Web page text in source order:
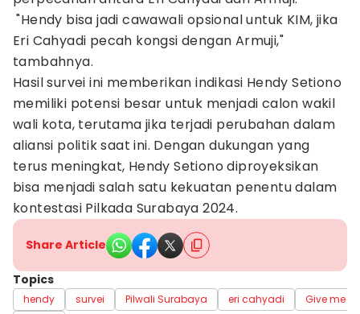
"Hendy bisa jadi cawawali opsional untuk KIM, jika
Eri Cahyadi pecah kongsi dengan Armuji,"
tambahnya.
Hasil survei ini memberikan indikasi Hendy Setiono
memiliki potensi besar untuk menjadi calon wakil
wali kota, terutama jika terjadi perubahan dalam
aliansi politik saat ini. Dengan dukungan yang
terus meningkat, Hendy Setiono diproyeksikan
bisa menjadi salah satu kekuatan penentu dalam
kontestasi Pilkada Surabaya 2024.
Share Article
Topics
hendy survei Pilwali Surabaya eri cahyadi
Give me